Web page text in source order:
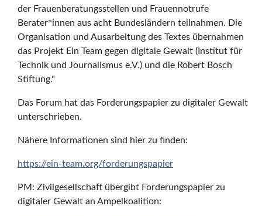
der Frauenberatungsstellen und Frauennotrufe
Berater*innen aus acht Bundesländern teilnahmen. Die
Organisation und Ausarbeitung des Textes übernahmen
das Projekt Ein Team gegen digitale Gewalt (Institut für
Technik und Journalismus e.V.) und die Robert Bosch
Stiftung."
Das Forum hat das Forderungspapier zu digitaler Gewalt
unterschrieben.
Nähere Informationen sind hier zu finden:
https://ein-team.org/forderungspapier
PM: Zivilgesellschaft übergibt Forderungspapier zu
digitaler Gewalt an Ampelkoalition: